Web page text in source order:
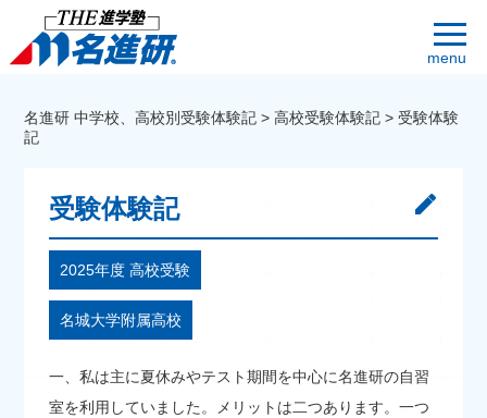
menu
名進研 中学校、高校別受験体験記 >高校受験体験記 >受験体験
記
受験体験記
2025年度 高校受験
名城大学附属高校
一、私は主に夏休みやテスト期間を中心に名進研の自習
室を利用していました。メリットは二つあります。一つ